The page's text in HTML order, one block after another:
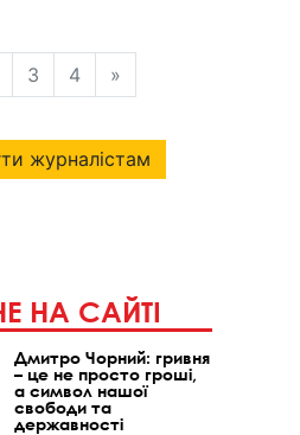
3 4 »
журналістам
НА САЙТІ
Дмитро Чорний: гривня
– це не просто гроші,
а символ нашої
свободи та
державності